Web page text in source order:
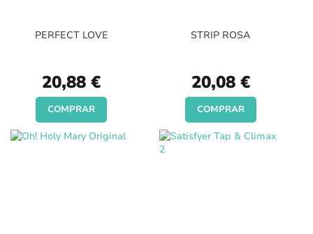
PERFECT LOVE
20,88 €
COMPRAR
STRIP ROSA
20,08 €
COMPRAR